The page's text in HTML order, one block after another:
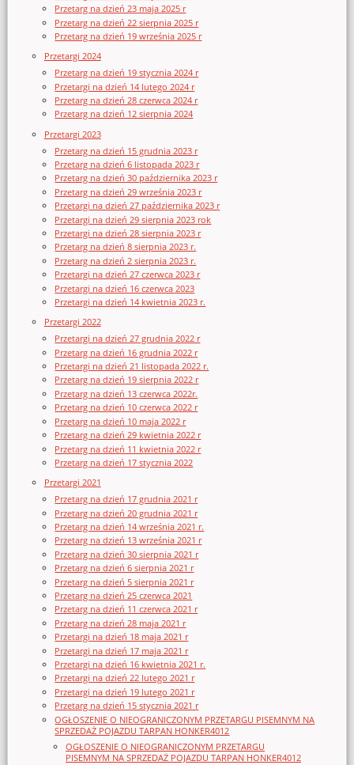
Przetarg na dzień 23 maja 2025 r
Przetarg na dzień 22 sierpnia 2025 r
Przetarg na dzień 19 września 2025 r
Przetargi 2024
Przetarg na dzień 19 stycznia 2024 r
Przetargi na dzień 14 lutego 2024 r
Przetarg na dzień 28 czerwca 2024 r
Przetarg na dzień 12 sierpnia 2024
Przetargi 2023
Przetarg na dzień 15 grudnia 2023 r
Przetarg na dzień 6 listopada 2023 r
Przetarg na dzień 30 października 2023 r
Przetarg na dzień 29 września 2023 r
Przetargi na dzień 27 października 2023 r
Przetargi na dzień 29 sierpnia 2023 rok
Przetargi na dzień 28 sierpnia 2023 r
Przetarg na dzień 8 sierpnia 2023 r.
Przetarg na dzień 2 sierpnia 2023 r.
Przetargi na dzień 27 czerwca 2023 r
Przetargi na dzień 16 czerwca 2023
Przetargi na dzień 14 kwietnia 2023 r.
Przetargi 2022
Przetargi na dzień 27 grudnia 2022 r
Przetarg na dzień 16 grudnia 2022 r
Przetargi na dzień 21 listopada 2022 r.
Przetarg na dzień 19 sierpnia 2022 r
Przetarg na dzień 13 czerwca 2022r.
Przetarg na dzień 10 czerwca 2022 r
Przetarg na dzień 10 maja 2022 r
Przetarg na dzień 29 kwietnia 2022 r
Przetarg na dzień 11 kwietnia 2022 r
Przetarg na dzień 17 stycznia 2022
Przetargi 2021
Przetarg na dzień 17 grudnia 2021 r
Przetarg na dzień 20 grudnia 2021 r
Przetarg na dzień 14 września 2021 r.
Przetarg na dzień 13 września 2021 r
Przetarg na dzień 30 sierpnia 2021 r
Przetarg na dzień 6 sierpnia 2021 r
Przetarg na dzień 5 sierpnia 2021 r
Przetarg na dzień 25 czerwca 2021
Przetarg na dzień 11 czerwca 2021 r
Przetarg na dzień 28 maja 2021 r
Przetargi na dzień 18 maja 2021 r
Przetargi na dzień 17 maja 2021 r
Przetargi na dzień 16 kwietnia 2021 r.
Przetargi na dzień 22 lutego 2021 r
Przetargi na dzień 19 lutego 2021 r
Przetarg na dzień 15 stycznia 2021 r
OGŁOSZENIE O NIEOGRANICZONYM PRZETARGU PISEMNYM NA
SPRZEDAŻ POJAZDU TARPAN HONKER4012
OGŁOSZENIE O NIEOGRANICZONYM PRZETARGU
PISEMNYM NA SPRZEDAŻ POJAZDU TARPAN HONKER4012